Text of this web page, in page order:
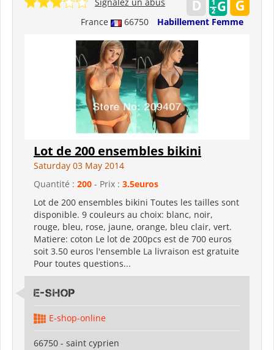
France 66750 Habillement Femme
Signalez un abus
Lot de 200 ensembles bikini
Saturday 03 May 2014
Quantité : 200 - Prix : 3.5euros
Lot de 200 ensembles bikini Toutes les tailles sont
disponible. 9 couleurs au choix: blanc, noir,
rouge, bleu, rose, jaune, orange, bleu clair, vert.
Matiere: coton Le lot de 200pcs est de 700 euros
soit 3.50 euros l'ensemble La livraison est gratuite
Pour toutes questions...
E-shop
E-shop-online
66750 - saint cyprien